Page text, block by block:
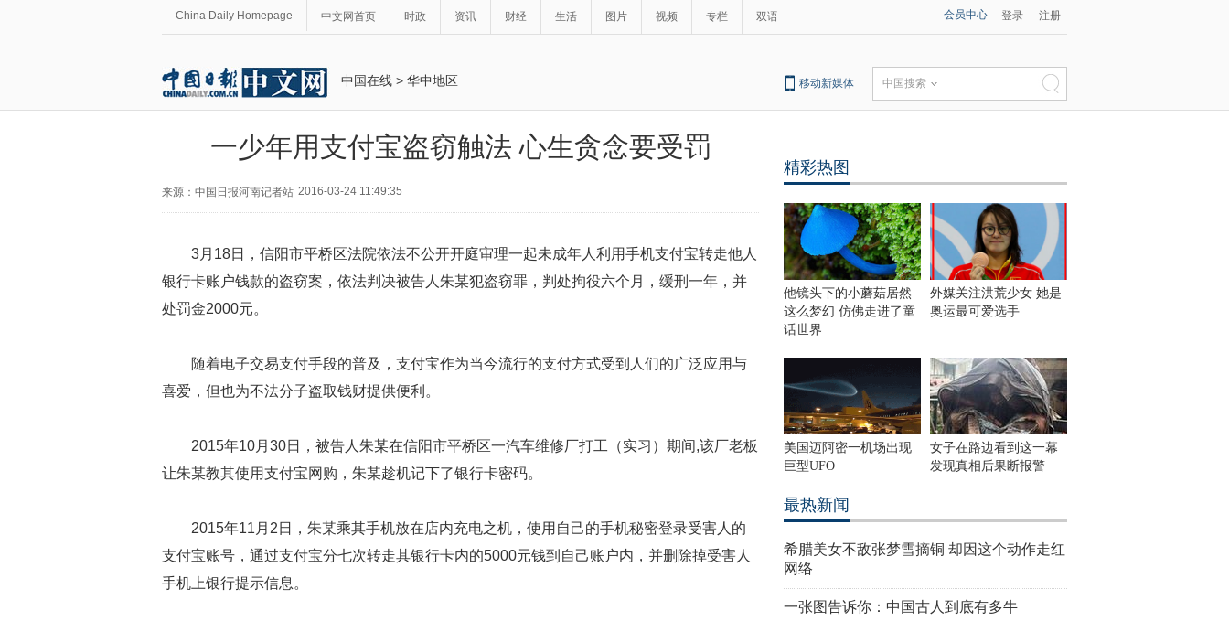
China Daily Homepage 中文网首页 时政 资讯 财经 生活 图片 视频 专栏 双语 会员中心 登录 注册
中国在线 > 华中地区 移动新媒体 中国搜索
一少年用支付宝盗窃触法 心生贪念要受罚
来源：中国日报河南记者站 2016-03-24 11:49:35
3月 18日，信阳市平桥区法院依法不公开开庭审理一起未成年人利用手机支付宝转走他人
银行卡账户钱款的盗窃案，依法判决被告人朱某犯盗窃罪，判处拘役六个月，缓刑一年，并
处罚金2000元。
随着电子交易支付手段的普及，支付宝作为当今流行的支付方式受到人们的广泛应用与
喜爱，但也为不法分子盗取钱财提供便利。
2015年10月 30日，被告人朱某在信阳市平桥区一汽车维修厂打工（实习）期间,该厂老板
让朱某教其使用支付宝网购，朱某趁机记下了银行卡密码。
2015年11 月 2 日，朱某乘其手机放在店内充电之机，使用自己的手机秘密登录受害人的
支付宝账号，通过支付宝分七次转走其银行卡内的5000元钱到自己账户内，并删除掉受害人
手机上银行提示信息。
精彩热图
他镜头下的小蘑菇居然
这么梦幻 仿佛走进了童
话世界
外媒关注洪荒少女 她是
奥运最可爱选手
美国迈阿密一机场出现
巨型UFO
女子在路边看到这一幕
发现真相后果断报警
最热新闻
希腊美女不敌张梦雪摘铜 却因这个动作走红
网络
一张图告诉你：中国古人到底有多牛